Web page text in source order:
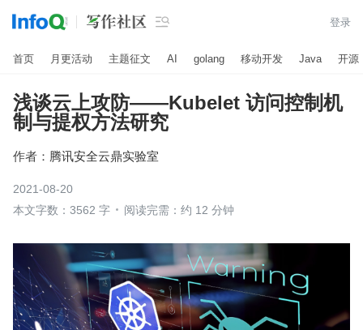
 登录
首页 月更活动 主题征文 AI golang 移动开发 Java 开源
浅谈云上攻防——Kubelet 访问控制机
制与提权方法研究
作者： 腾讯安全云鼎实验室
2021-08-20
本文字数：3562 字
阅读完需：约 12 分钟